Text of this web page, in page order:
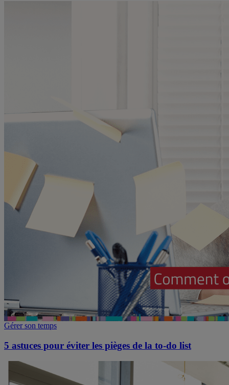
Gérer son temps
5 astuces pour éviter les pièges de la to-do list